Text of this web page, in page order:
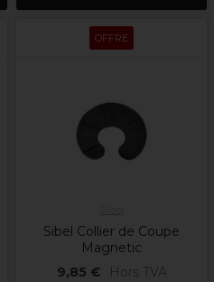
OFFRE
Sibel Collier de Coupe
Magnetic
9,85 €
Hors TVA